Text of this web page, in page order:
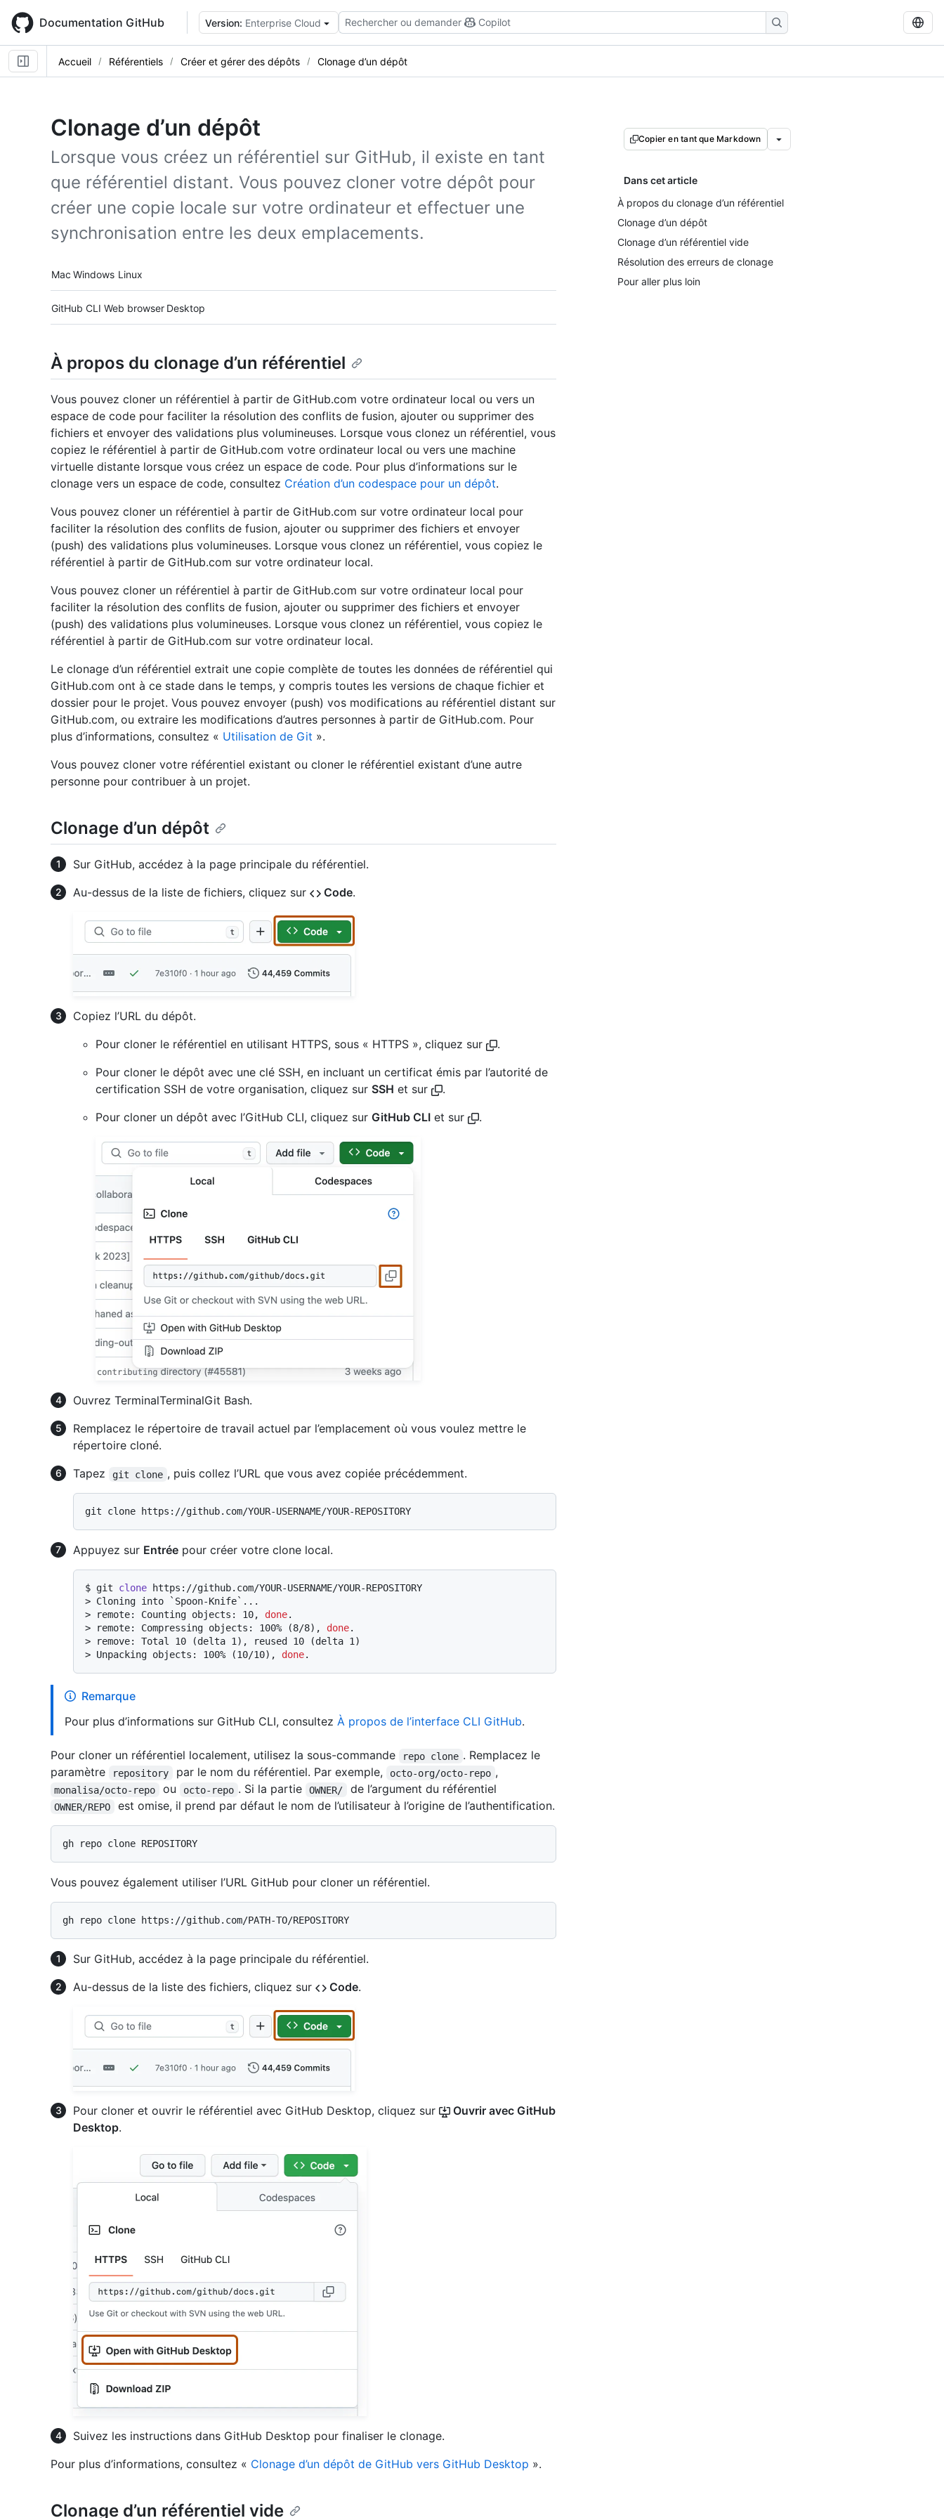
main
content
Documentation GitHub Version: Enterprise Cloud Rechercher ou demander Copilot
Accueil Référentiels Créer et gérer des dépôts Clonage d’un dépôt
Clonage d’un dépôt
Lorsque vous créez un référentiel sur GitHub, il existe en tant
que référentiel distant. Vous pouvez cloner votre dépôt pour
créer une copie locale sur votre ordinateur et effectuer une
synchronisation entre les deux emplacements.
Platform navigation
Mac Windows Linux
Tool navigation
GitHub CLI Web browser Desktop
Copier en tant que Markdown
Dans cet article
À propos du clonage d’un référentiel
Clonage d’un dépôt
Clonage d’un référentiel vide
Résolution des erreurs de clonage
Pour aller plus loin
À propos du clonage d’un référentiel
Vous pouvez cloner un référentiel à partir de GitHub.com votre ordinateur local ou vers un
espace de code pour faciliter la résolution des conflits de fusion, ajouter ou supprimer des
fichiers et envoyer des validations plus volumineuses. Lorsque vous clonez un référentiel, vous
copiez le référentiel à partir de GitHub.com votre ordinateur local ou vers une machine
virtuelle distante lorsque vous créez un espace de code. Pour plus d’informations sur le
clonage vers un espace de code, consultez Création d’un codespace pour un dépôt.
Vous pouvez cloner un référentiel à partir de GitHub.com sur votre ordinateur local pour
faciliter la résolution des conflits de fusion, ajouter ou supprimer des fichiers et envoyer
(push) des validations plus volumineuses. Lorsque vous clonez un référentiel, vous copiez le
référentiel à partir de GitHub.com sur votre ordinateur local.
Vous pouvez cloner un référentiel à partir de GitHub.com sur votre ordinateur local pour
faciliter la résolution des conflits de fusion, ajouter ou supprimer des fichiers et envoyer
(push) des validations plus volumineuses. Lorsque vous clonez un référentiel, vous copiez le
référentiel à partir de GitHub.com sur votre ordinateur local.
Le clonage d’un référentiel extrait une copie complète de toutes les données de référentiel qui
GitHub.com ont à ce stade dans le temps, y compris toutes les versions de chaque fichier et
dossier pour le projet. Vous pouvez envoyer (push) vos modifications au référentiel distant sur
GitHub.com, ou extraire les modifications d’autres personnes à partir de GitHub.com. Pour
plus d’informations, consultez « Utilisation de Git ».
Vous pouvez cloner votre référentiel existant ou cloner le référentiel existant d’une autre
personne pour contribuer à un projet.
Clonage d’un dépôt
Sur GitHub, accédez à la page principale du référentiel.
Au-dessus de la liste de fichiers, cliquez sur
Code.
Copiez l’URL du dépôt.
Pour cloner le référentiel en utilisant HTTPS, sous « HTTPS », cliquez sur
.
Pour cloner le dépôt avec une clé SSH, en incluant un certificat émis par l’autorité de
certification SSH de votre organisation, cliquez sur SSH et sur
.
Pour cloner un dépôt avec l’GitHub CLI, cliquez sur GitHub CLI et sur .
Ouvrez TerminalTerminalGit Bash.
Remplacez le répertoire de travail actuel par l’emplacement où vous voulez mettre le
répertoire cloné.
Tapez
git clone , puis collez l’URL que vous avez copiée précédemment.
Appuyez sur Entrée pour créer votre clone local.
$ git clone https://github.com/YOUR-USERNAME/YOUR-REPOSITORY
> Cloning into `Spoon-Knife`...
>
remote: Counting objects: 10, done.
>
remote: Compressing objects: 100% (8/8), done.
>
remove: Total 10 (delta 1), reused 10 (delta 1)
> Unpacking objects: 100% (10/10), done.
Remarque
Pour plus d’informations sur GitHub CLI, consultez À propos de l’interface CLI GitHub.
Pour cloner un référentiel localement, utilisez la sous-commande repo clone . Remplacez le
paramètre
repository par le nom du référentiel. Par exemple, octo-org/octo-repo ,
monalisa/octo-repo ou octo-repo . Si la partie OWNER/ de l’argument du référentiel
OWNER/REPO est omise, il prend par défaut le nom de l’utilisateur à l’origine de l’authentification.
Vous pouvez également utiliser l’URL GitHub pour cloner un référentiel.
Sur GitHub, accédez à la page principale du référentiel.
Au-dessus de la liste des fichiers, cliquez sur
Code.
Pour cloner et ouvrir le référentiel avec GitHub Desktop, cliquez sur
Ouvrir avec GitHub
Desktop.
Suivez les instructions dans GitHub Desktop pour finaliser le clonage.
Pour plus d’informations, consultez « Clonage d’un dépôt de GitHub vers GitHub Desktop ».
Clonage d’un référentiel vide